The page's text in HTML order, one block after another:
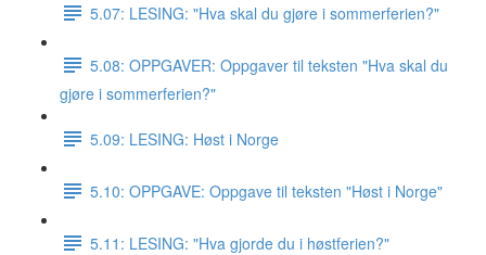
5.07: LESING: "Hva skal du gjøre i sommerferien?"
5.08: OPPGAVER: Oppgaver til teksten "Hva skal du
gjøre i sommerferien?"
5.09: LESING: Høst i Norge
5.10: OPPGAVE: Oppgave til teksten "Høst i Norge"
5.11: LESING: "Hva gjorde du i høstferien?"